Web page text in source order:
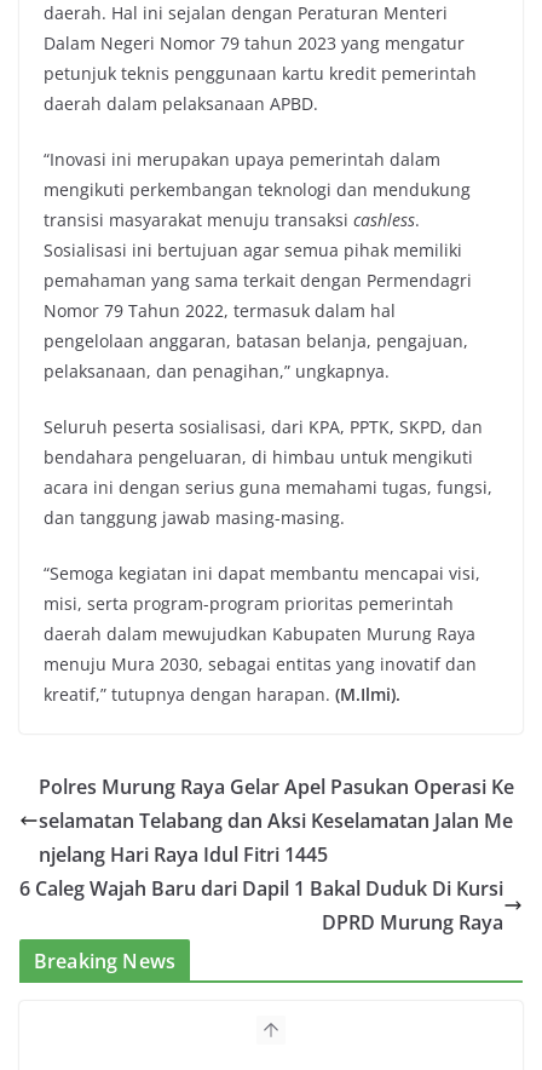
daerah. Hal ini sejalan dengan Peraturan Menteri
Dalam Negeri Nomor 79 tahun 2023 yang mengatur
petunjuk teknis penggunaan kartu kredit pemerintah
daerah dalam pelaksanaan APBD.
“Inovasi ini merupakan upaya pemerintah dalam
mengikuti perkembangan teknologi dan mendukung
transisi masyarakat menuju transaksi cashless.
Sosialisasi ini bertujuan agar semua pihak memiliki
pemahaman yang sama terkait dengan Permendagri
Nomor 79 Tahun 2022, termasuk dalam hal
pengelolaan anggaran, batasan belanja, pengajuan,
pelaksanaan, dan penagihan,” ungkapnya.
Seluruh peserta sosialisasi, dari KPA, PPTK, SKPD, dan
bendahara pengeluaran, di himbau untuk mengikuti
acara ini dengan serius guna memahami tugas, fungsi,
dan tanggung jawab masing-masing.
“Semoga kegiatan ini dapat membantu mencapai visi,
misi, serta program-program prioritas pemerintah
daerah dalam mewujudkan Kabupaten Murung Raya
menuju Mura 2030, sebagai entitas yang inovatif dan
kreatif,” tutupnya dengan harapan. (M.Ilmi).
Polres Murung Raya Gelar Apel Pasukan Operasi Ke
selamatan Telabang dan Aksi Keselamatan Jalan Me
njelang Hari Raya Idul Fitri 1445
6 Caleg Wajah Baru dari Dapil 1 Bakal Duduk Di Kursi
DPRD Murung Raya
Breaking News